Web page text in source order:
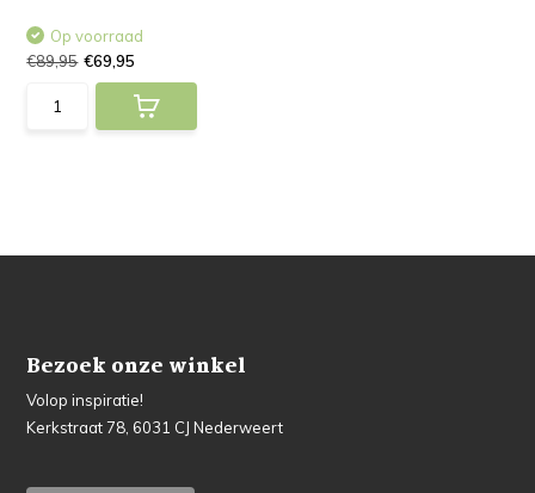
Op voorraad
€89,95 €69,95
Bezoek onze winkel
Volop inspiratie!
Kerkstraat 78, 6031 CJ Nederweert